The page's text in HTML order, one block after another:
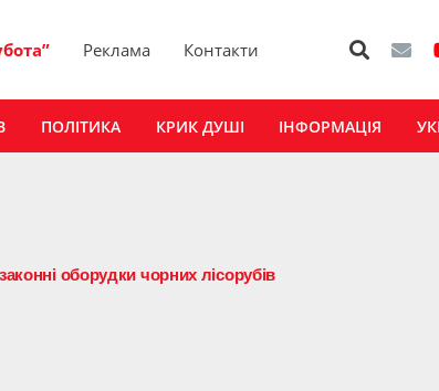
Реклама Контакти
ПОЛІТИКА КРИК ДУШІ ІНФОРМАЦІЯ
оборудки чорних лісорубів